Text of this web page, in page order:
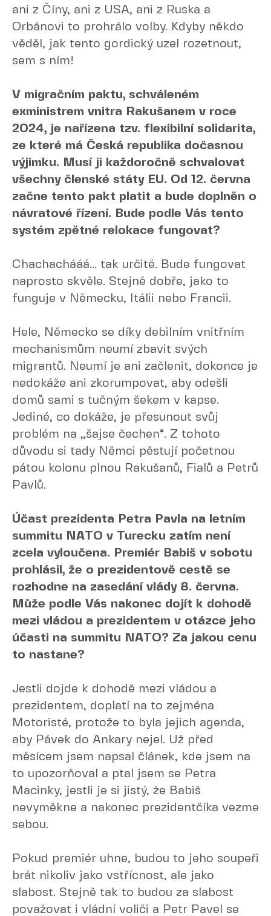
ani z Číny, ani z USA, ani z Ruska a
Orbánovi to prohrálo volby. Kdyby někdo
věděl, jak tento gordický uzel rozetnout,
sem s ním!
V migračním paktu, schváleném
exministrem vnitra Rakušanem v roce
2024, je nařízena tzv. flexibilní solidarita,
ze které má Česká republika dočasnou
výjimku. Musí ji každoročně schvalovat
všechny členské státy EU. Od 12. června
začne tento pakt platit a bude doplněn o
návratové řízení. Bude podle Vás tento
systém zpětné relokace fungovat?
Chachachááá... tak určitě. Bude fungovat
naprosto skvěle. Stejně dobře, jako to
funguje v Německu, Itálii nebo Francii.
Hele, Německo se díky debilním vnitřním
mechanismům neumí zbavit svých
migrantů. Neumí je ani začlenit, dokonce je
nedokáže ani zkorumpovat, aby odešli
domů sami s tučným šekem v kapse.
Jediné, co dokáže, je přesunout svůj
problém na „šajse čechen“. Z tohoto
důvodu si tady Němci pěstují početnou
pátou kolonu plnou Rakušanů, Fialů a Petrů
Pavlů.
Účast prezidenta Petra Pavla na letním
summitu NATO v Turecku zatím není
zcela vyloučena. Premiér Babiš v sobotu
prohlásil, že o prezidentově cestě se
rozhodne na zasedání vlády 8. června.
Může podle Vás nakonec dojít k dohodě
mezi vládou a prezidentem v otázce jeho
účasti na summitu NATO? Za jakou cenu
to nastane?
Jestli dojde k dohodě mezi vládou a
prezidentem, doplatí na to zejména
Motoristé, protože to byla jejich agenda,
aby Pávek do Ankary nejel. Už před
měsícem jsem napsal článek, kde jsem na
to upozorňoval a ptal jsem se Petra
Macinky, jestli je si jistý, že Babiš
nevyměkne a nakonec prezidentčíka vezme
sebou.
Pokud premiér uhne, budou to jeho soupeři
brát nikoliv jako vstřícnost, ale jako
slabost. Stejně tak to budou za slabost
považovat i vládní voliči a Petr Pavel se